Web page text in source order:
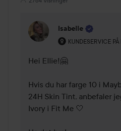
Isabelle
KUNDESERVICE PÅ
Brukerens rolle:
Hei Ellie!🤗
Hvis du har farge 10 i
24H Skin Tint, anbefaler
Ivory i Fit Me 🤍